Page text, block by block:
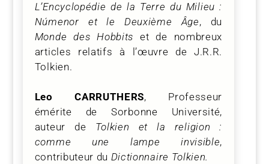
L’Encyclopédie de la Terre du Milieu :
Númenor et le Deuxième Âge, du
Monde des Hobbits et de nombreux
articles relatifs à l’œuvre de J.R.R.
Tolkien.
Leo CARRUTHERS, Professeur
émérite de Sorbonne Université,
auteur de Tolkien et la religion :
comme une lampe invisible,
contributeur du Dictionnaire Tolkien.